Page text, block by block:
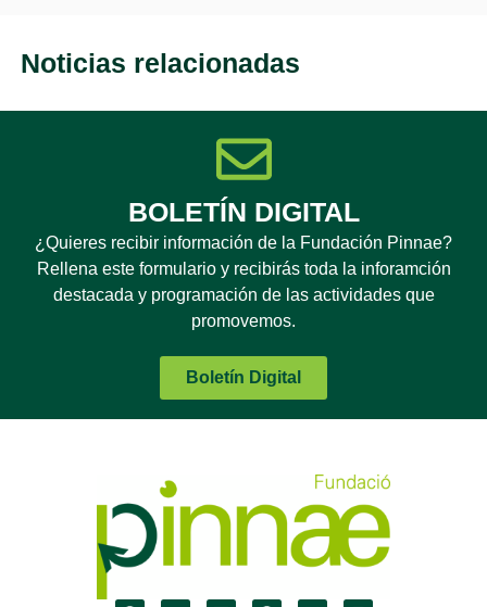
Noticias relacionadas
BOLETÍN DIGITAL
¿Quieres recibir información de la Fundación Pinnae?
Rellena este formulario y recibirás toda la inforamción
destacada y programación de las actividades que
promovemos.
Boletín Digital